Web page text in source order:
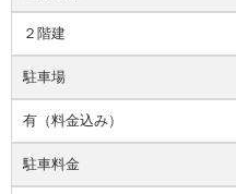
２階建
駐車場
有（料金込み）
駐車料金